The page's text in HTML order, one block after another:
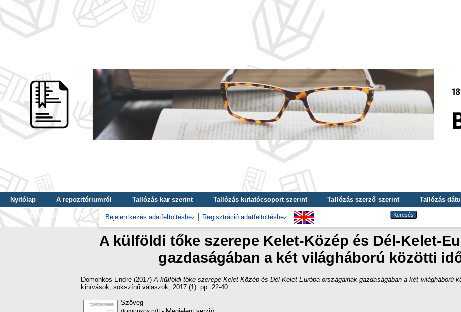
Nyitólap A repozitóriumról Tallózás kar szerint Tallózás kutatócsoport szerint Tallózás szerző szerint Tallózás
Tallózás kulcsszó szerint
Bejelentkezés adatfeltöltéshez Regisztráció adatfeltöltéshez
A külföldi tőke szerepe Kelet-Közép és Dél-Kelet-
gazdaságában a két világháború közötti
Domonkos Endre (2017) A külföldi tőke szerepe Kelet-Közép és Dél-Kelet-Európa országainak gazdaságában a két világháború
kihívások, sokszínű válaszok, 2017 (1). pp. 22-40.
Szöveg